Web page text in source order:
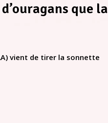
que la
vient de tirer la sonnette